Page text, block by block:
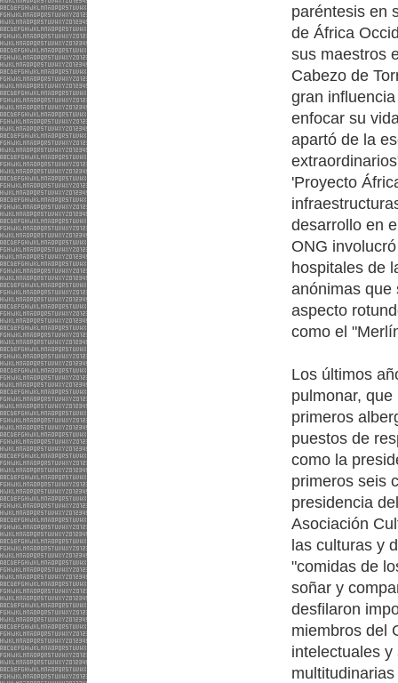
paréntesis en
de África
sus maestros
Cabezo de
gran
enfocar su
apartó de la
'Proyecto
desarrollo en
ONG
hospitales de
anónimas que
aspecto
como el
Los últimos
pulmonar,
primeros
puestos de
como la
primeros seis
presidencia
Asociación
las culturas y
"comidas de
soñar y
desfilaron
miembros del
intelectuales